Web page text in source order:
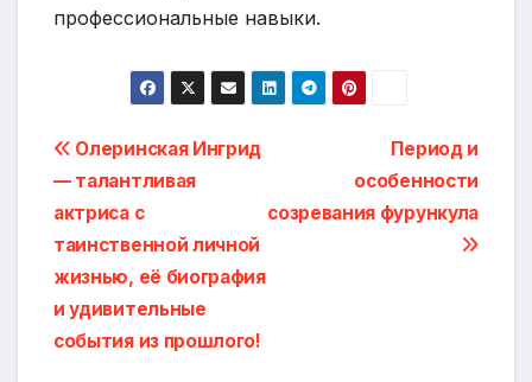
профессиональные навыки.
Навигация
по
записям
Период и
особенности
созревания фурункула
Олеринская Ингрид
— талантливая
актриса с
таинственной личной
жизнью, её биография
и удивительные
события из прошлого!